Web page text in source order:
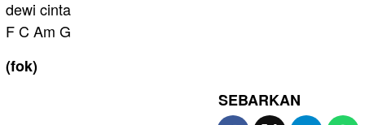
dewi cinta
F C Am G
(fok)
SEBARKAN